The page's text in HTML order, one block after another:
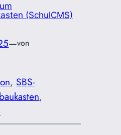
(SchulCMS)
—von
, SBS-